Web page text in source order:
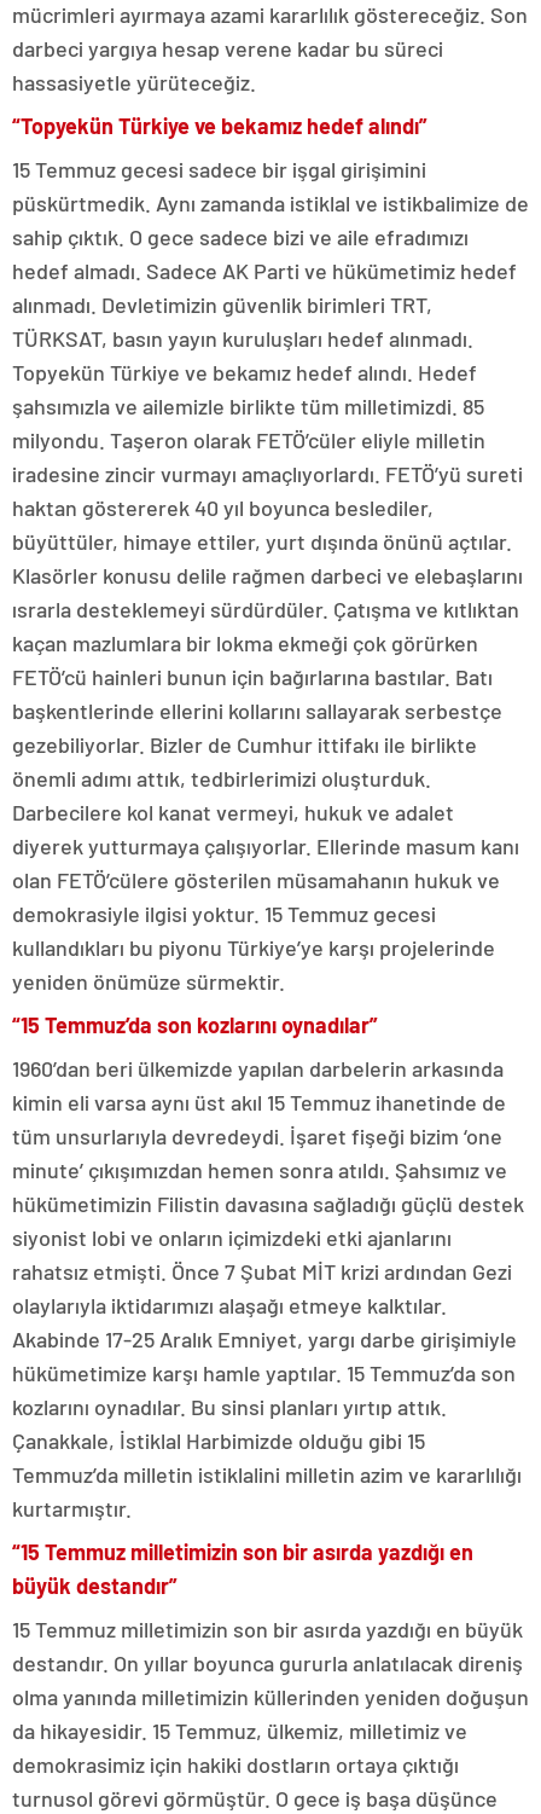
mücrimleri ayırmaya azami kararlılık göstereceğiz. Son
darbeci yargıya hesap verene kadar bu süreci
hassasiyetle yürüteceğiz.
“Topyekün Türkiye ve bekamız hedef alındı”
15 Temmuz gecesi sadece bir işgal girişimini
püskürtmedik. Aynı zamanda istiklal ve istikbalimize de
sahip çıktık. O gece sadece bizi ve aile efradımızı
hedef almadı. Sadece AK Parti ve hükümetimiz hedef
alınmadı. Devletimizin güvenlik birimleri TRT,
TÜRKSAT, basın yayın kuruluşları hedef alınmadı.
Topyekün Türkiye ve bekamız hedef alındı. Hedef
şahsımızla ve ailemizle birlikte tüm milletimizdi. 85
milyondu. Taşeron olarak FETÖ’cüler eliyle milletin
iradesine zincir vurmayı amaçlıyorlardı. FETÖ’yü sureti
haktan göstererek 40 yıl boyunca beslediler,
büyüttüler, himaye ettiler, yurt dışında önünü açtılar.
Klasörler konusu delile rağmen darbeci ve elebaşlarını
ısrarla desteklemeyi sürdürdüler. Çatışma ve kıtlıktan
kaçan mazlumlara bir lokma ekmeği çok görürken
FETÖ’cü hainleri bunun için bağırlarına bastılar. Batı
başkentlerinde ellerini kollarını sallayarak serbestçe
gezebiliyorlar. Bizler de Cumhur ittifakı ile birlikte
önemli adımı attık, tedbirlerimizi oluşturduk.
Darbecilere kol kanat vermeyi, hukuk ve adalet
diyerek yutturmaya çalışıyorlar. Ellerinde masum kanı
olan FETÖ’cülere gösterilen müsamahanın hukuk ve
demokrasiyle ilgisi yoktur. 15 Temmuz gecesi
kullandıkları bu piyonu Türkiye’ye karşı projelerinde
yeniden önümüze sürmektir.
“15 Temmuz’da son kozlarını oynadılar”
1960’dan beri ülkemizde yapılan darbelerin arkasında
kimin eli varsa aynı üst akıl 15 Temmuz ihanetinde de
tüm unsurlarıyla devredeydi. İşaret fişeği bizim ‘one
minute’ çıkışımızdan hemen sonra atıldı. Şahsımız ve
hükümetimizin Filistin davasına sağladığı güçlü destek
siyonist lobi ve onların içimizdeki etki ajanlarını
rahatsız etmişti. Önce 7 Şubat MİT krizi ardından Gezi
olaylarıyla iktidarımızı alaşağı etmeye kalktılar.
Akabinde 17-25 Aralık Emniyet, yargı darbe girişimiyle
hükümetimize karşı hamle yaptılar. 15 Temmuz’da son
kozlarını oynadılar. Bu sinsi planları yırtıp attık.
Çanakkale, İstiklal Harbimizde olduğu gibi 15
Temmuz’da milletin istiklalini milletin azim ve kararlılığı
kurtarmıştır.
“15 Temmuz milletimizin son bir asırda yazdığı en
büyük destandır”
15 Temmuz milletimizin son bir asırda yazdığı en büyük
destandır. On yıllar boyunca gururla anlatılacak direniş
olma yanında milletimizin küllerinden yeniden doğuşun
da hikayesidir. 15 Temmuz, ülkemiz, milletimiz ve
demokrasimiz için hakiki dostların ortaya çıktığı
turnusol görevi görmüştür. O gece iş başa düşünce